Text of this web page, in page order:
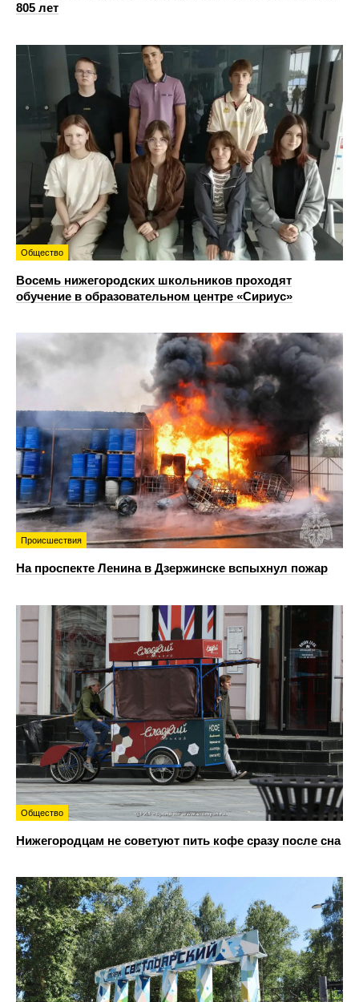
805 лет
Общество
Восемь нижегородских школьников проходят
обучение в образовательном центре «Сириус»
Происшествия
На проспекте Ленина в Дзержинске вспыхнул пожар
Общество
Нижегородцам не советуют пить кофе сразу после сна